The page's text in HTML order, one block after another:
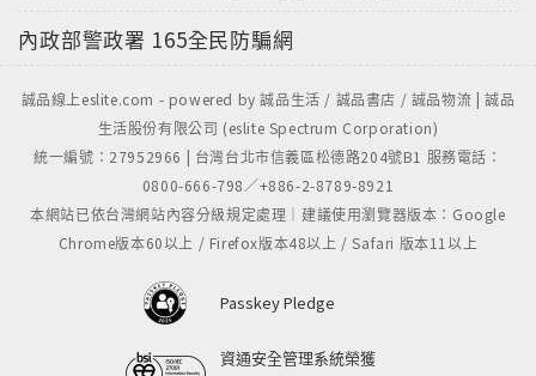
內政部警政署 165全民防騙網
誠品線上eslite.com - powered by 誠品生活 / 誠品書店 / 誠品物流 | 誠品
生活股份有限公司 (eslite Spectrum Corporation)
統一編號：27952966 | 台灣台北市信義區松德路204號B1 服務電話：
0800-666-798／+886-2-8789-8921
本網站已依台灣網站內容分級規定處理｜建議使用瀏覽器版本：Google
Chrome版本60以上 / Firefox版本48以上 / Safari 版本11以上
Passkey Pledge
資通安全管理系統榮獲